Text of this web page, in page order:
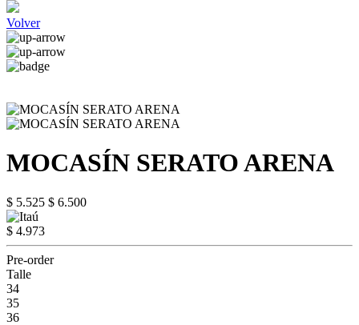
Volver
MOCASÍN SERATO ARENA
$ 5.525 $ 6.500
$ 4.973
Pre-order
Talle
34
35
36